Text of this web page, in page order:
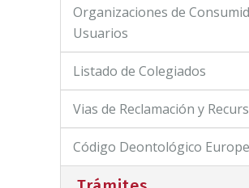
Organizaciones de
Usuarios
Listado de Colegiados
Vias de Reclamación y
Código Deontológico